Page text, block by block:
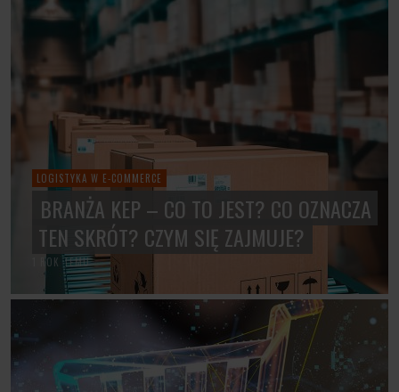
LOGISTYKA W E-COMMERCE
BRANŻA KEP – CO TO JEST? CO OZNACZA
TEN SKRÓT? CZYM SIĘ ZAJMUJE?
1 ROK TEMU